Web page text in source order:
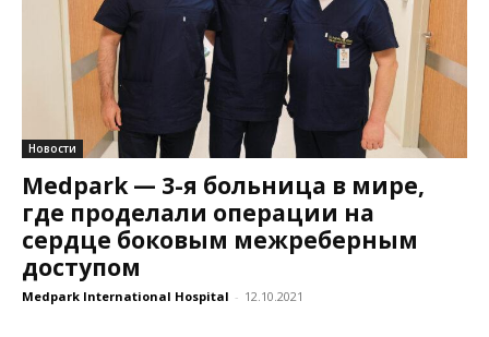
Новости
Medpark — 3-я больница в мире,
где проделали операции на
сердце боковым межреберным
доступом
Medpark International Hospital - 12.10.2021